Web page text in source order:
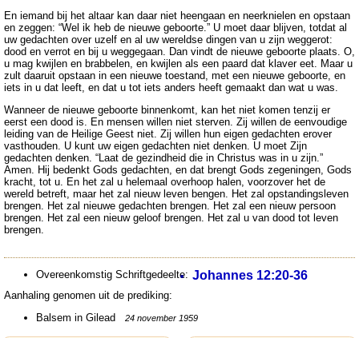
En iemand bij het altaar kan daar niet heengaan en neerknielen en opstaan
en zeggen: “Wel ik heb de nieuwe geboorte.” U moet daar blijven, totdat al
uw gedachten over uzelf en al uw wereldse dingen van u zijn weggerot:
dood en verrot en bij u weggegaan. Dan vindt de nieuwe geboorte plaats. O,
u mag kwijlen en brabbelen, en kwijlen als een paard dat klaver eet. Maar u
zult daaruit opstaan in een nieuwe toestand, met een nieuwe geboorte, en
iets in u dat leeft, en dat u tot iets anders heeft gemaakt dan wat u was.
Wanneer de nieuwe geboorte binnenkomt, kan het niet komen tenzij er
eerst een dood is. En mensen willen niet sterven. Zij willen de eenvoudige
leiding van de Heilige Geest niet. Zij willen hun eigen gedachten erover
vasthouden. U kunt uw eigen gedachten niet denken. U moet Zijn
gedachten denken. “Laat de gezindheid die in Christus was in u zijn.”
Amen. Hij bedenkt Gods gedachten, en dat brengt Gods zegeningen, Gods
kracht, tot u. En het zal u helemaal overhoop halen, voorzover het de
wereld betreft, maar het zal nieuw leven bengen. Het zal opstandingsleven
brengen. Het zal nieuwe gedachten brengen. Het zal een nieuw persoon
brengen. Het zal een nieuw geloof brengen. Het zal u van dood tot leven
brengen.
Overeenkomstig Schriftgedeelte: Johannes 12:20-36
Aanhaling genomen uit de prediking:
Balsem in Gilead
24 november 1959